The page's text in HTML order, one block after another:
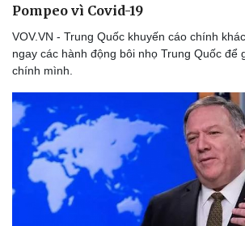
Pompeo vì Covid-19
VOV.VN - Trung Quốc khuyến cáo chính
ngay các hành động bôi nhọ Trung Quốc để
chính mình.